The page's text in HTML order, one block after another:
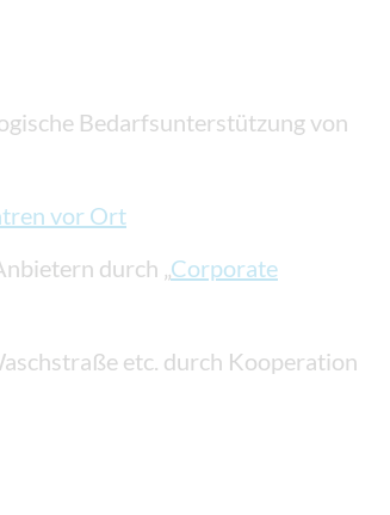
Bedarfsunterstützung von
vor Ort
durch „ Corporate
etc. durch Kooperation